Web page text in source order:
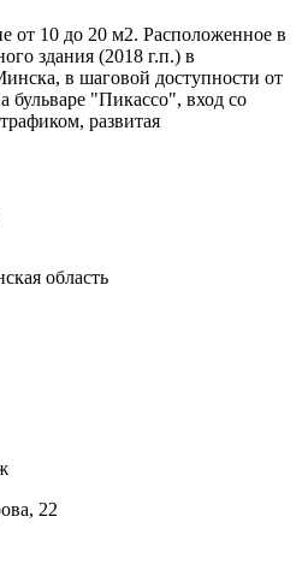
от 10 до 20 м2. Расположенное в
здания (2018 г.п.) в
в шаговой доступности от
бульваре "Пикассо", вход со
развитая
область
22